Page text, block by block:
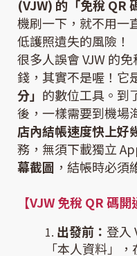
(VJW) 的「免稅 QR
機刷一下，就不用一
低護照遺失的風險！
很多人誤會 VJW 的
錢，其實不是喔！它
分」 的數位工具。到
後，一樣需要到機場
店內結帳速度快上好
務，無須下載獨立
幕截圖 ，結帳時必須
【VJW 免稅 QR 碼開
出發前： 登入
「本人資料」